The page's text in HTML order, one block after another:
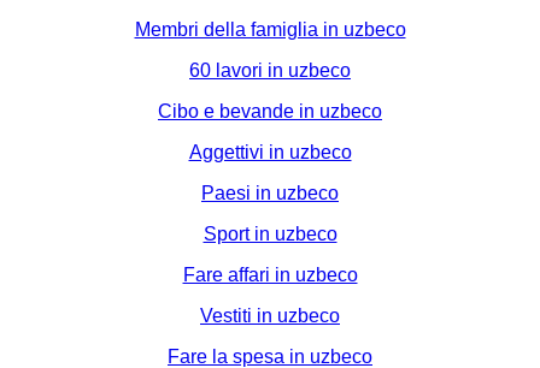
Membri della famiglia in uzbeco
60 lavori in uzbeco
Cibo e bevande in uzbeco
Aggettivi in uzbeco
Paesi in uzbeco
Sport in uzbeco
Fare affari in uzbeco
Vestiti in uzbeco
Fare la spesa in uzbeco